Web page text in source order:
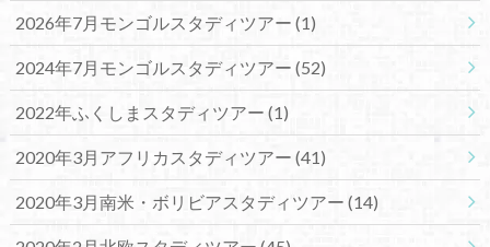
2026年7月モンゴルスタディツアー (1)
2024年7月モンゴルスタディツアー (52)
2022年ふくしまスタディツアー (1)
2020年3月アフリカスタディツアー (41)
2020年3月南米・ボリビアスタディツアー (14)